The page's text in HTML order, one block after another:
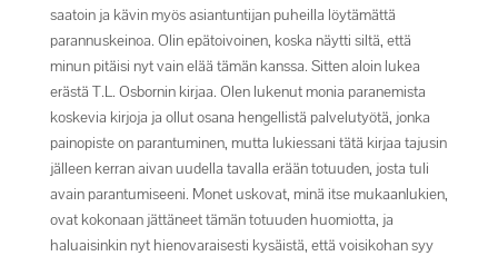
saatoin ja kävin myös asiantuntijan puheilla löytämättä
parannuskeinoa. Olin epätoivoinen, koska näytti siltä, ​​että
minun pitäisi nyt vain elää tämän kanssa. Sitten aloin lukea
erästä T.L. Osbornin kirjaa. Olen lukenut monia paranemista
koskevia kirjoja ja ollut osana hengellistä palvelutyötä, jonka
painopiste on parantuminen, mutta lukiessani tätä kirjaa tajusin
jälleen kerran aivan uudella tavalla erään totuuden, josta tuli
avain parantumiseeni. Monet uskovat, minä itse mukaanlukien,
ovat kokonaan jättäneet tämän totuuden huomiotta, ja
haluaisinkin nyt hienovaraisesti kysäistä, että voisikohan syy